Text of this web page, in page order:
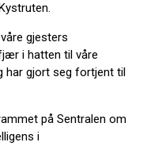
gjesters
i hatten til våre
har gjort seg fortjent til
på Sentralen om
i